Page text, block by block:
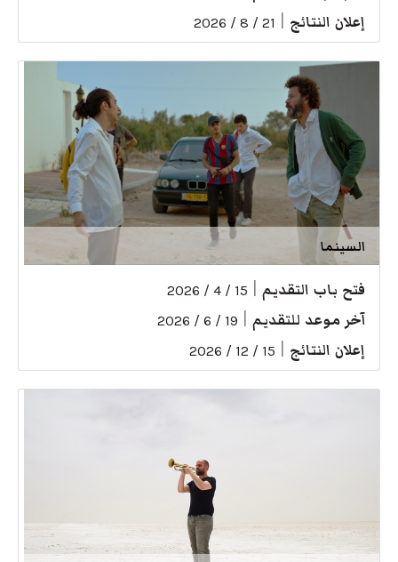
إعلان النتائج 21 / 8 / 2026
السينما
فتح باب التقديم 15 / 4 / 2026
آخر موعد للتقديم 19 / 6 / 2026
إعلان النتائج 15 / 12 / 2026